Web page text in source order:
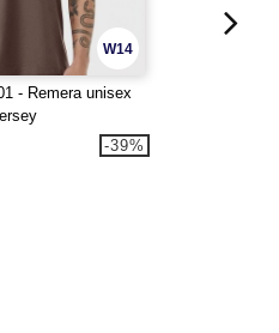
W14
- Remera unisex
-39%